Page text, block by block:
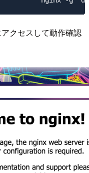
クセスして動作確認